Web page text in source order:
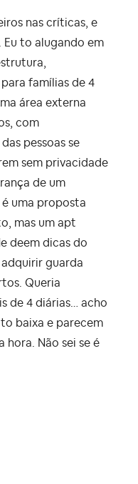
nas críticas, e
to alugando em
famílias de 4
área externa
com
pessoas se
sem privacidade
de um
uma proposta
mas um apt
deem dicas do
guarda
Queria
de 4 diárias… acho
baixa e parecem
hora. Não sei se é